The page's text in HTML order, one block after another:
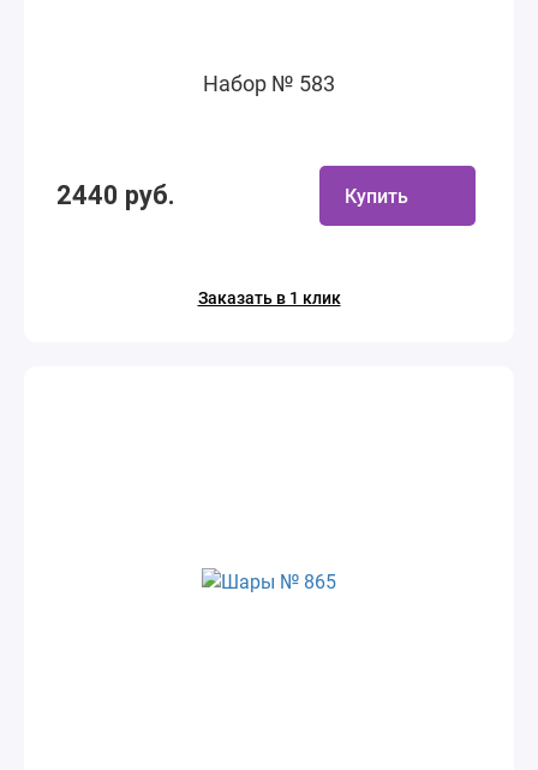
Набор № 583
2440 руб. Купить
Заказать в 1 клик